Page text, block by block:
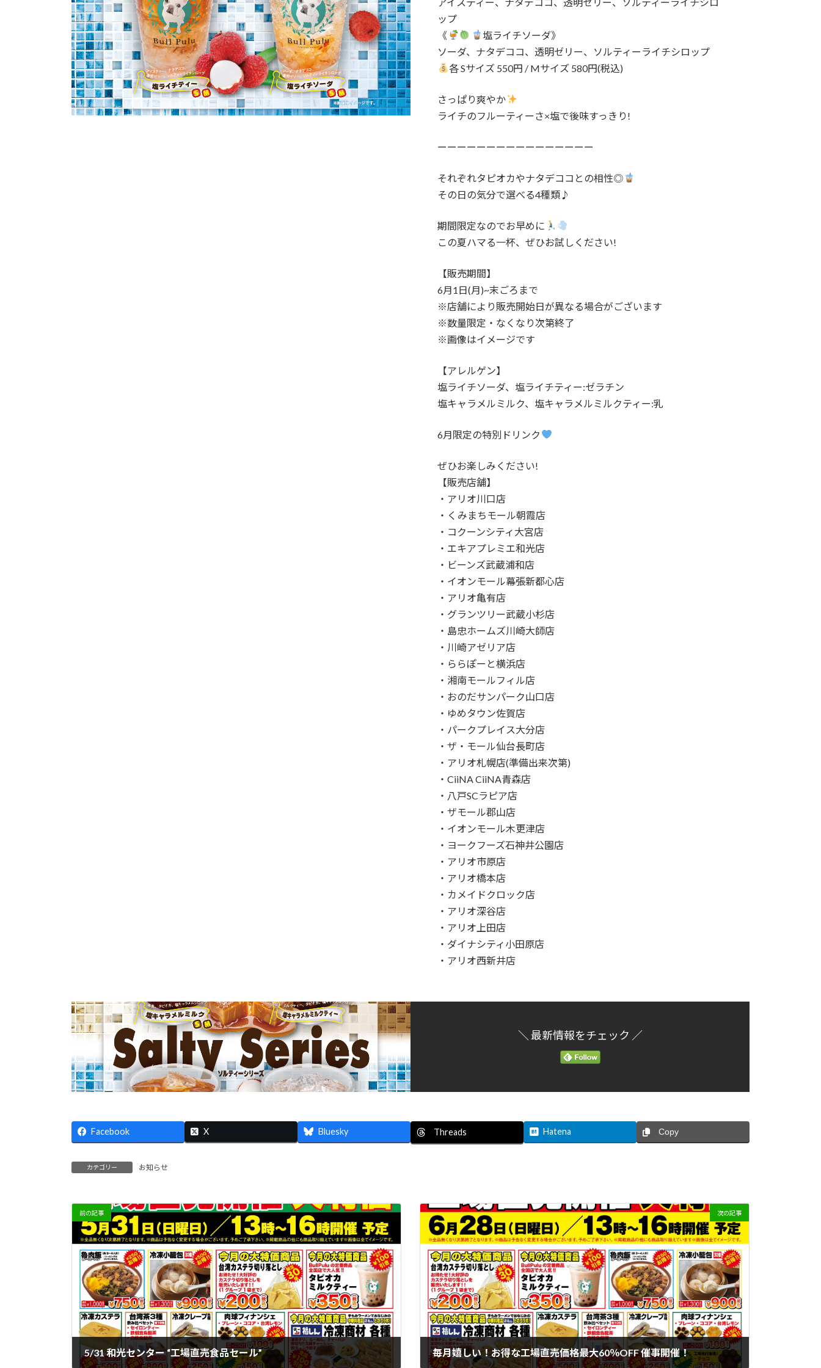
ップ
《
塩ライチソーダ》
ソーダ、ナタデココ、透明ゼリー、ソルティーライチシロップ
各 Sサイズ 550円 / Mサイズ 580円(税込)
さっぱり爽やか
ライチのフルーティーさ×塩で後味すっきり!
ーーーーーーーーーーーーーーーー
それぞれタピオカやナタデココとの相性◎
その日の気分で選べる4種類♪
期間限定なのでお早めに
この夏ハマる一杯、ぜひお試しください!
【販売期間】
6月1日(月)~末ごろまで
※店舗により販売開始日が異なる場合がございます
※数量限定・なくなり次第終了
※画像はイメージです
【アレルゲン】
塩ライチソーダ、塩ライチティー:ゼラチン
塩キャラメルミルク、塩キャラメルミルクティー:乳
6月限定の特別ドリンク
ぜひお楽しみください!
【販売店舗】
・アリオ川口店
・くみまちモール朝霞店
・コクーンシティ大宮店
・エキアプレミエ和光店
・ビーンズ武蔵浦和店
・イオンモール幕張新都心店
・アリオ亀有店
・グランツリー武蔵小杉店
・島忠ホームズ川崎大師店
・川崎アゼリア店
・ららぽーと横浜店
・湘南モールフィル店
・おのだサンパーク山口店
・ゆめタウン佐賀店
・パークプレイス大分店
・ザ・モール仙台長町店
・アリオ札幌店(準備出来次第)
・CiiNA CiiNA青森店
・八戸SCラピア店
・ザモール郡山店
・イオンモール木更津店
・ヨークフーズ石神井公園店
・アリオ市原店
・アリオ橋本店
・カメイドクロック店
・アリオ深谷店
・アリオ上田店
・ダイナシティ小田原店
・アリオ西新井店
＼ 最新情報をチェック ／
Facebook X Bluesky Threads Hatena Copy
カテゴリー お知らせ
前の記事
5/31 和光センター “工場直売食品セール”
次の記事
毎月嬉しい！お得な工場直売価格最大60％OFF 催事開催！